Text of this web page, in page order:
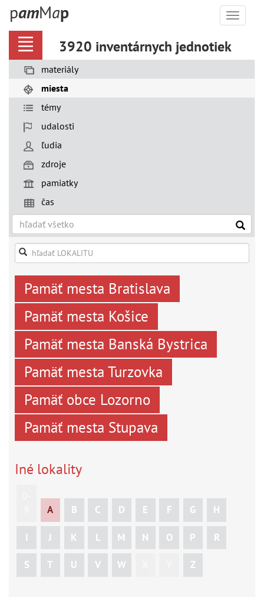
pamMap Menu
3920 inventárnych jednotiek
materiály
miesta
témy
udalosti
ľudia
zdroje
pamiatky
čas
Pamäť mesta Bratislava
Pamäť mesta Košice
Pamäť mesta Banská Bystrica
Pamäť mesta Turzovka
Pamäť obce Lozorno
Pamäť mesta Stupava
Iné lokality
A B C D E F G H
I J K L M N O P R
S T U V W Z